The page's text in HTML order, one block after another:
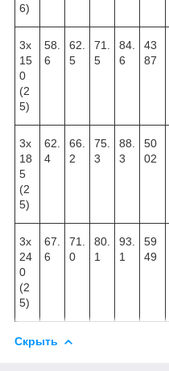
6)
3х
15
0
(2
5)
58.
6
62.
5
71.
5
84.
6
43
87
3х
18
5
(2
5)
62.
4
66.
2
75.
3
88.
3
50
02
3х
24
0
(2
5)
67.
6
71.
0
80.
1
93.
1
59
49
Скрыть